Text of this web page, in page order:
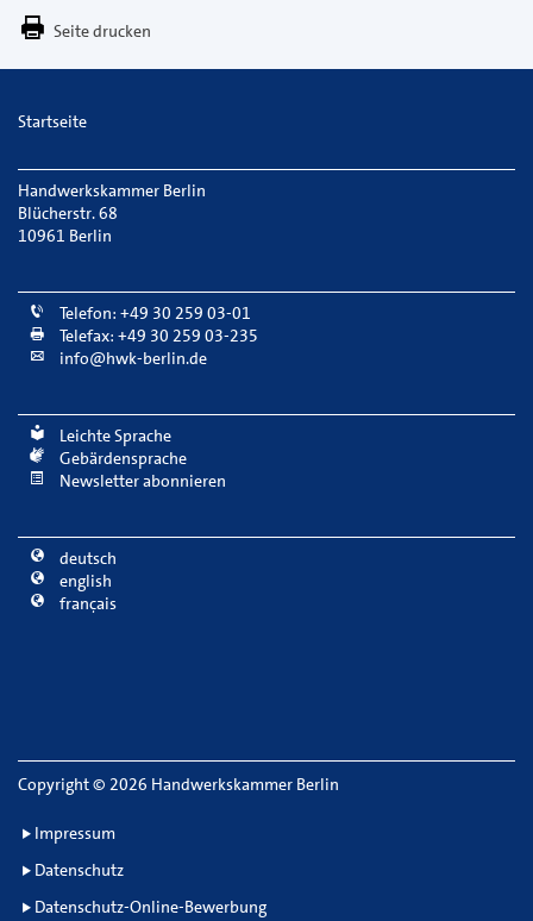
E-
Seite drucken
Startseite
Handwerkskammer Berlin
Blücherstr. 68
10961 Berlin
Telefon: +49 30 259 03-01
Telefax: +49 30 259 03-235
info@hwk-berlin.de
Leichte Sprache
Gebärdensprache
Newsletter abonnieren
deutsch
english
français
Copyright© 2026 Handwerkskammer Berlin
Impressum
Datenschutz
Datenschutz-Online-Bewerbung